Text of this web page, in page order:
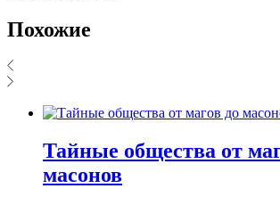
Похожие
Тайные общества от
масонов